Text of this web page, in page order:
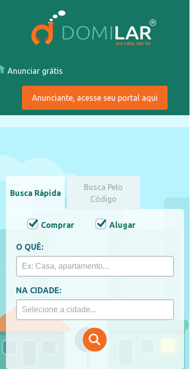
Anunciar grátis
Anunciante, acesse seu portal aqui
Busca Rápida
Busca Pelo
Código
Comprar Alugar
O QUÊ:
NA CIDADE: